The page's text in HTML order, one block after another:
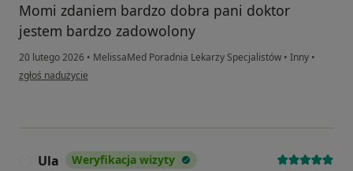
Momi zdaniem bardzo dobra pani doktor
jestem bardzo zadowolony
20 lutego 2026 • MelissaMed Poradnia Lekarzy Specjalistów • Inny •
w opinii użytkownika Pg
zgłoś nadużycie
Ula Weryfikacja wizyty